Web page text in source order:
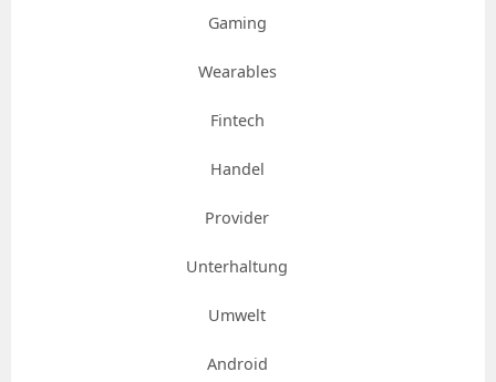
Gaming
Wearables
Fintech
Handel
Provider
Unterhaltung
Umwelt
Android